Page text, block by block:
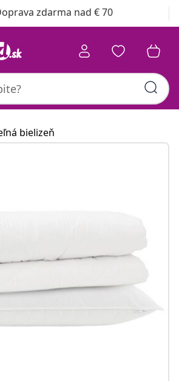
zdarma nad € 70
bielizeň